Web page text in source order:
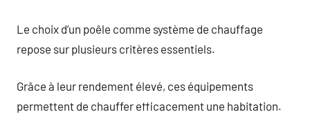
Le choix d’un poêle comme système de chauffage
repose sur plusieurs critères essentiels.
Grâce à leur rendement élevé, ces équipements
permettent de chauffer efficacement une habitation.